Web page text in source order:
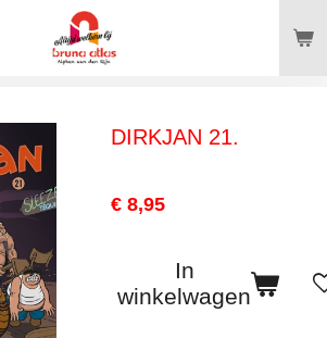
DIRKJAN 21.
€ 8,95
In
winkelwagen